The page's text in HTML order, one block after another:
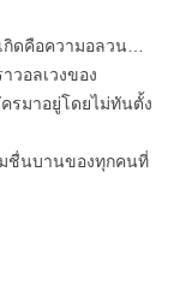
ดคือความอลวน…
วอลเวงของ
รมาอยู่โดยไม่ทันตั้ง
ชื่นบานของทุกคนที่